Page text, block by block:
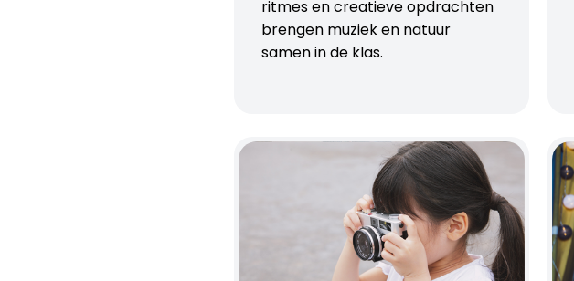
ritmes en creatieve opdrachten
brengen muziek en natuur
samen in de klas.